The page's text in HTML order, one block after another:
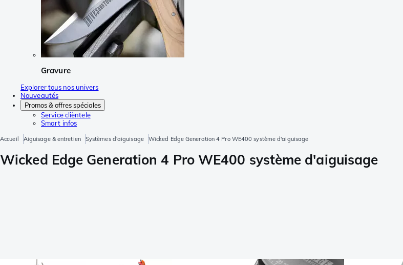
Gravure
Explorer tous nos univers
Nouveautés
Promos & offres spéciales
Service clièntele
Smart infos
Accueil Aiguisage & entretien Systèmes d'aiguisage Wicked Edge Generation 4 Pro WE400 système d'aiguisage
Wicked Edge Generation 4 Pro WE400 système d'aiguisage